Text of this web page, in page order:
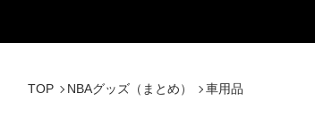
TOP NBAグッズ（まとめ） 車用品